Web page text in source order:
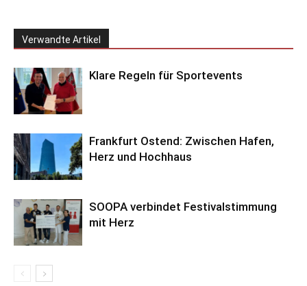
Verwandte Artikel
Klare Regeln für Sportevents
Frankfurt Ostend: Zwischen Hafen,
Herz und Hochhaus
SOOPA verbindet Festivalstimmung
mit Herz